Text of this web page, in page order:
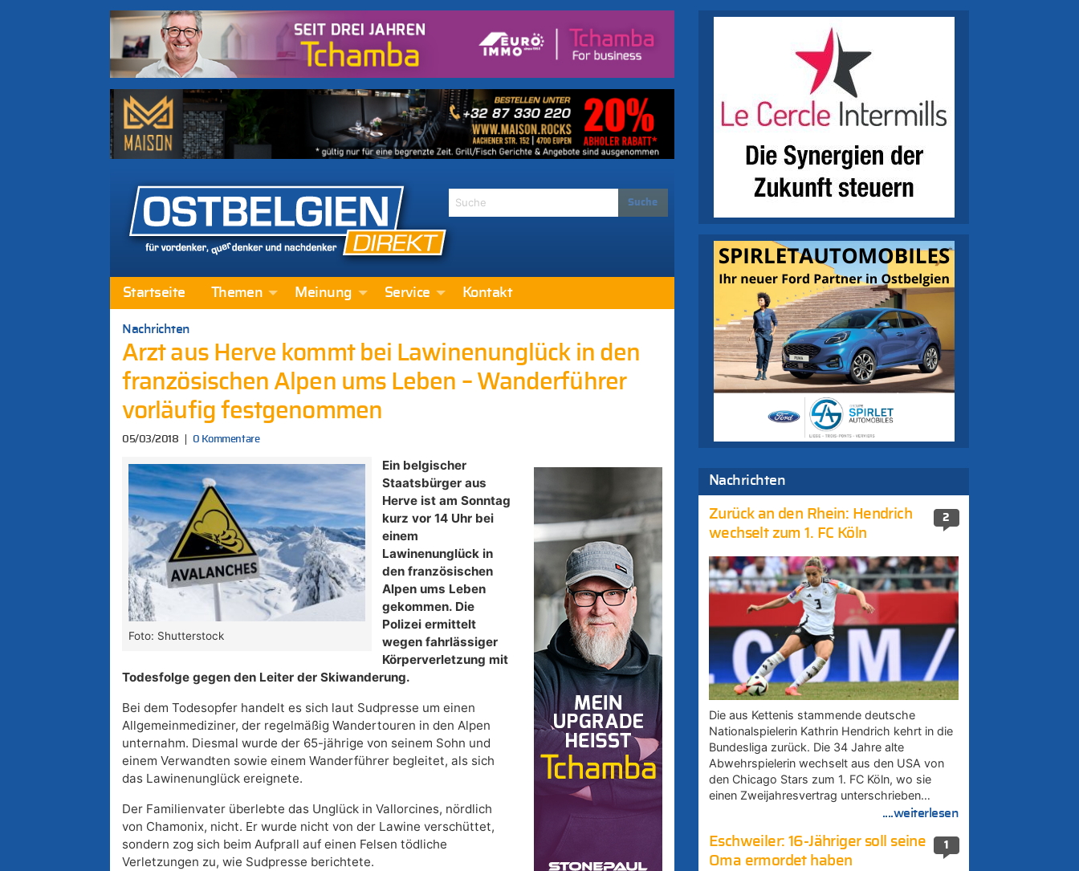
Startseite Themen Meinung Service Kontakt
Nachrichten
Arzt aus Herve kommt bei Lawinenunglück in den
französischen Alpen ums Leben – Wanderführer
vorläufig festgenommen
05/03/2018 0 Kommentare
Foto: Shutterstock
Ein belgischer
Staatsbürger aus
Herve ist am Sonntag
kurz vor 14 Uhr bei
einem
Lawinenunglück in
den französischen
Alpen ums Leben
gekommen. Die
Polizei ermittelt
wegen fahrlässiger
Körperverletzung mit
Todesfolge gegen den Leiter der Skiwanderung.
Bei dem Todesopfer handelt es sich laut Sudpresse um einen
Allgemeinmediziner, der regelmäßig Wandertouren in den Alpen
unternahm. Diesmal wurde der 65-jährige von seinem Sohn und
einem Verwandten sowie einem Wanderführer begleitet, als sich
das Lawinenunglück ereignete.
Der Familienvater überlebte das Unglück in Vallorcines, nördlich
von Chamonix, nicht. Er wurde nicht von der Lawine verschüttet,
sondern zog sich beim Aufprall auf einen Felsen tödliche
Verletzungen zu, wie Sudpresse berichtete.
Nachrichten
2
Zurück an den Rhein: Hendrich
wechselt zum 1. FC Köln
Die aus Kettenis stammende deutsche
Nationalspielerin Kathrin Hendrich kehrt in die
Bundesliga zurück. Die 34 Jahre alte
Abwehrspielerin wechselt aus den USA von
den Chicago Stars zum 1. FC Köln, wo sie
einen Zweijahresvertrag unterschrieben…
....weiterlesen
1
Eschweiler: 16-Jähriger soll seine
Oma ermordet haben